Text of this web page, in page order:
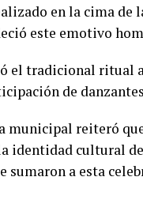
en la cima de
este emotivo
el tradicional ritual
de
municipal reiteró
identidad cultural
sumaron a esta